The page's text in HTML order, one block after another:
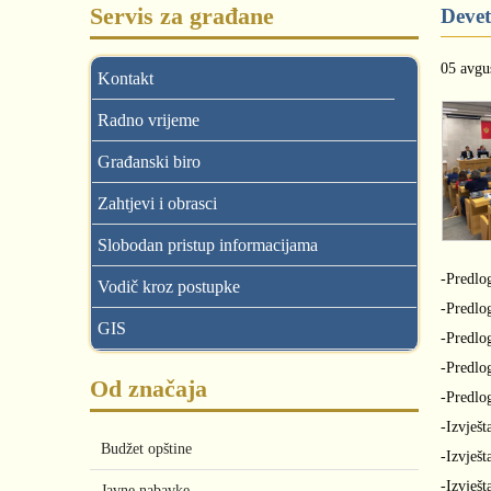
Servis za građane
Kontakt
Radno vrijeme
Građanski biro
Zahtjevi i obrasci
Slobodan pristup informacijama
Vodič kroz postupke
GIS
Od značaja
Budžet opštine
05
-
-
-
-
-
-
-
-